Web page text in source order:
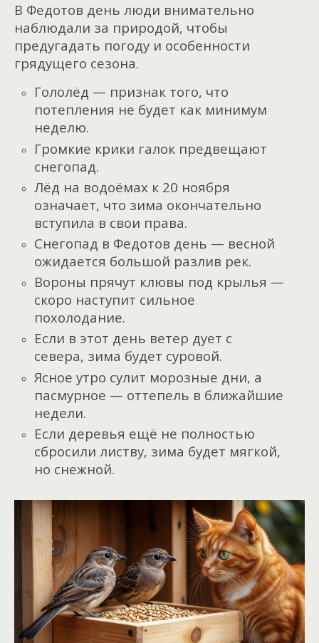
В Федотов день люди внимательно
наблюдали за природой, чтобы
предугадать погоду и особенности
грядущего сезона.
Гололёд — признак того, что
потепления не будет как минимум
неделю.
Громкие крики галок предвещают
снегопад.
Лёд на водоёмах к 20 ноября
означает, что зима окончательно
вступила в свои права.
Снегопад в Федотов день — весной
ожидается большой разлив рек.
Вороны прячут клювы под крылья —
скоро наступит сильное
похолодание.
Если в этот день ветер дует с
севера, зима будет суровой.
Ясное утро сулит морозные дни, а
пасмурное — оттепель в ближайшие
недели.
Если деревья ещё не полностью
сбросили листву, зима будет мягкой,
но снежной.